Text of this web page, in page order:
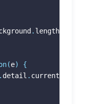
. length
(e)
{
. detail . current